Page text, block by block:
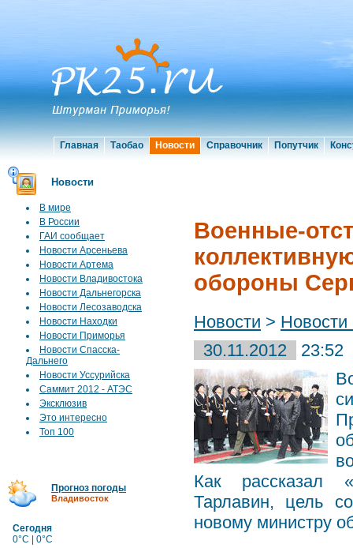
Главная Таобао Новости Справочник Попутчик
Новости
В мире
В России
ГАИ сообщает
Новости Арсеньева
Новости Артема
Новости Владивостока
Новости Дальнегорска
Новости Лесозаводска
Новости Находки
Новости Приморья
Новости Спасска-
Дальнего
Новости Уссурийска
Саммит 2012 - АТЭС
Эксклюзив
Это интересно
Топ 100
Прогноз погоды
Владивосток
Сегодня
0°C | 0°C
Военные-
обороны
Новости > Новости
30.11.2012
23:52
Как рассказал
Тарлавин, цель
новому министру